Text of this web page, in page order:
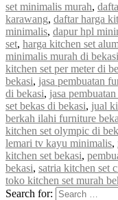
set minimalis murah,
karawang, daftar harga
minimalis, dapur hpl
set, harga kitchen set
minimalis murah di bekasi
kitchen set per meter di
bekasi, jasa pembuatan
di bekasi, jasa
set bekas di bekasi, jual
berkah ilahi furniture
kitchen set olympic di
lemari tv kayu minimalis,
kitchen set bekasi,
bekasi, satria kitchen set
toko kitchen set murah
Search for: